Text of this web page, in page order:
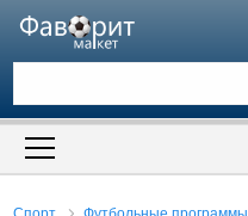
Искать также в описании